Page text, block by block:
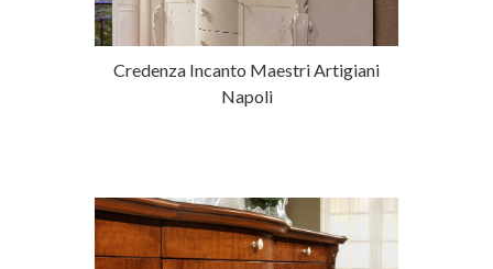
Credenza Incanto Maestri Artigiani
Napoli